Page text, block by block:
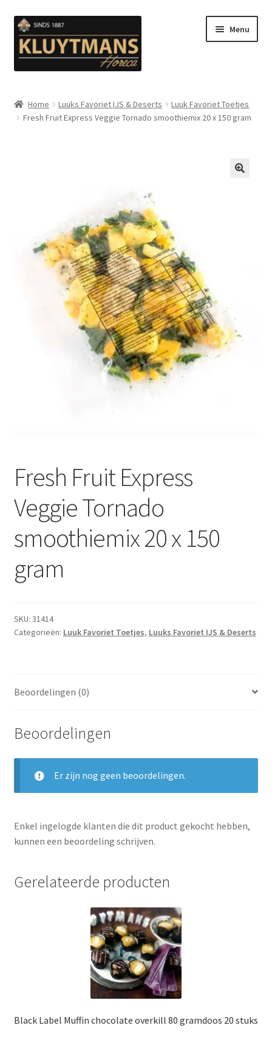
Ga
door
naar
navigatie
Ga
naar
de
inhoud
Menu
Kip en Gevogelte
Koffie
Droge Kruidenierswaren
Stoverijen
Maaltijden Diepvries
Home Luuks Favoriet IJS & Deserts
Luuk Favoriet Toetjes
Fresh Fruit Express Veggie Tornado smoothiemix 20 x 150 gram
Fresh Fruit Express
Veggie Tornado
smoothiemix 20 x 150
gram
SKU: 31414
Categorieën: Luuk Favoriet Toetjes, Luuks Favoriet IJS & Deserts
Beoordelingen (0)
Beoordelingen
Er zijn nog geen beoordelingen.
Enkel ingelogde klanten die dit product gekocht hebben,
kunnen een beoordeling schrijven.
Gerelateerde producten
Black Label Muffin chocolate overkill 80 gramdoos 20 stuks